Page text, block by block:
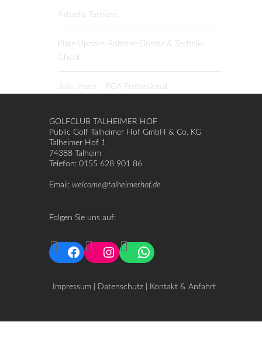
Aktuelle Turniere
Platz-Update: Roboter-Einsatz & Technik-
Check
João Preto – PGA Professional
GOLFCLUB TALHEIMER HOF
Public Golf Talheimer Hof GmbH & Co. KG
Talheimer Hof 1
74388 Talheim
Telefon: 0155 628 901 86
Email: welcome@talheimerhof.de
Folgen Sie uns auf:
FacebookInstagramWhatsApp
Impressum| Datenschutz| Kontakt & Anfahrt